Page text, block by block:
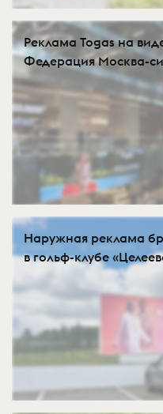
Реклама Togas на
Федерация Москва-
Наружная реклама
в гольф-клубе